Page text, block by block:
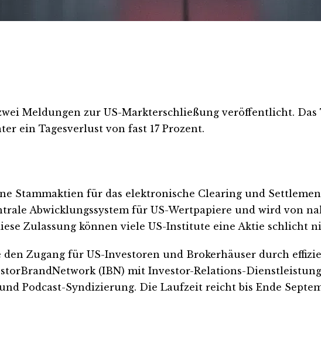
Meldungen zur US-Markterschließung veröffentlicht.
ein Tagesverlust von fast 17 Prozent.
Stammaktien für das elektronische Clearing und
Abwicklungssystem für US-Wertpapiere und wird von
Zulassung können viele US-Institute eine Aktie schlicht
Zugang für US-Investoren und Brokerhäuser durch
(IBN) mit Investor-Relations-
Podcast-Syndizierung. Die Laufzeit reicht bis Ende